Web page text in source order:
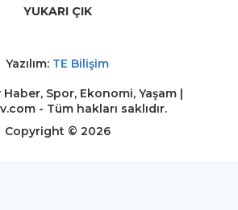
YUKARI ÇIK
Yazılım: TE Bilişim
Spor, Ekonomi, Yaşam |
- Tüm hakları saklıdır.
Copyright © 2026